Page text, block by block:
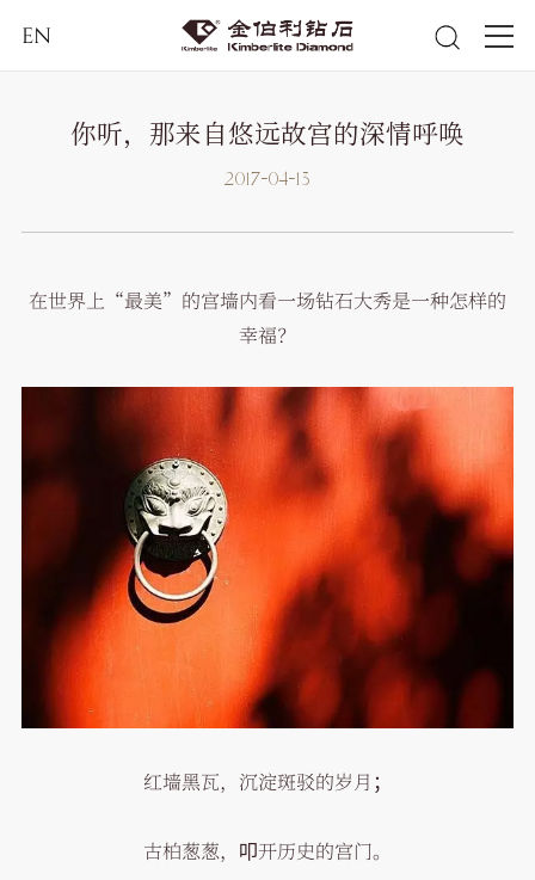
EN
你听，那来自悠远故宫的深情呼唤
2017-04-13
在世界上“最美”的宫墙内看一场钻石大秀是一种怎样的
幸福？
红墙黑瓦，沉淀斑驳的岁月；
古柏葱葱，叩开历史的宫门。